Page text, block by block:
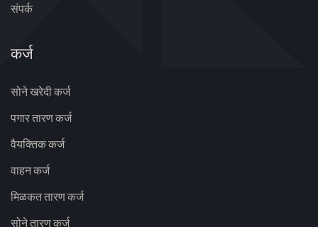
संपर्क
कर्ज
सोने खरेदी कर्ज
पगार तारण कर्ज
वैयक्तिक कर्ज
वाहन कर्ज
मिळकत तारण कर्ज
सोने तारण कर्ज